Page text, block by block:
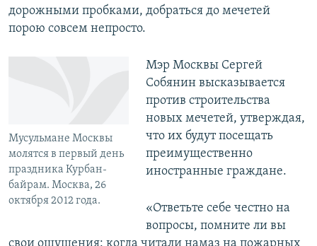
дорожными пробками, добраться до мечетей
порою совсем непросто.
Мусульмане Москвы
молятся в первый день
праздника Курбан-
байрам. Москва, 26
октября 2012 года.
Мэр Москвы Сергей
Собянин высказывается
против строительства
новых мечетей, утверждая,
что их будут посещать
преимущественно
иностранные граждане.
«Ответьте себе честно на
вопросы, помните ли вы